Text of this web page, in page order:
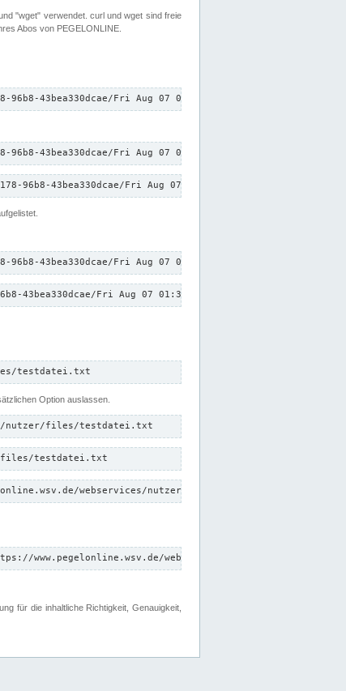
"wget" verwendet. curl und wget sind freie
Abos von PEGELONLINE.
43bea330dcae/Fri Aug 07 01:32:20 CEST 2026/down.txt"
96b8-43bea330dcae/Fri Aug 07 01:32:20 CEST 2026/down.txt"
96b8-43bea330dcae/Fri Aug 07 01:32:20 CEST 2026/down.txt"
43bea330dcae/Fri Aug 07 01:32:20 CEST 2026/down.txt"
43bea330dcae/Fri Aug 07 01:32:20 CEST 2026/down.txt"
testdatei.txt
Option auslassen.
nutzer/files/testdatei.txt
files/testdatei.txt
webservices/nutzer/files/testdatei.txt"
www.pegelonline.wsv.de/webservices/nutzer/files"
für die inhaltliche Richtigkeit, Genauigkeit,